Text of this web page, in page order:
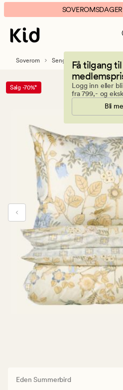
Eden
Summerbird
sateng
sengesett
grønn
banner.
Klikk
ESCAPE
pause.
Få tilgang
Logg inn eller
fra 799,- og
Bli
Soverom Sengetøy Sateng
Salg -70%*
Eden Summerbird